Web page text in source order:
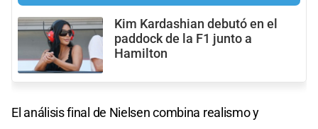
Kim Kardashian debutó en el
paddock de la F1 junto a
Hamilton
El análisis final de Nielsen combina realismo y